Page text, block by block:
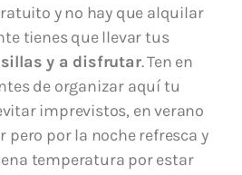
y no hay que alquilar
tienes que llevar tus
y a disfrutar. Ten en
de organizar aquí tu
imprevistos, en verano
pero por la noche refresca y
temperatura por estar